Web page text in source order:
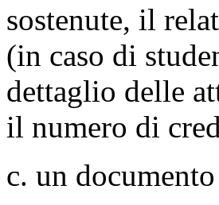
sostenute, il
(in caso di
dettaglio delle
il numero di
c. un